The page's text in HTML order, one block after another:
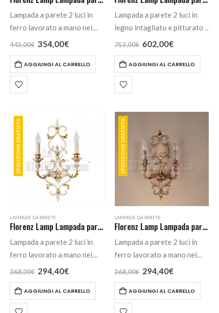
Lampada a parete 2 luci in
ferro lavorato a mano nel
colore foglia argento e oro
colore ambra.
443,00€ Il
prezzo
originale
era:
443,00€.
354,00€Il
attuale
è:
354,00€.
AGGIUNGI AL CARRELLO
Lampada a parete 2 luci in
legno intagliato e pitturato a
mano.
753,00€ Il
prezzo
originale
era:
753,00€.
602,00€Il
attuale
è:
602,00€.
AGGIUNGI AL CARRELLO
SPEDIZIONE GRATUITA
LAMPADE DA PARETE
Florenz Lamp Lampada parete cod. 1091.02B
Lampada a parete 2 luci in
ferro lavorato a mano nei
colori avorio + foglia oro o
foglia oro.
368,00€ Il
prezzo
era:
368,00€.
294,40€Il
è:
294,40€.
AGGIUNGI AL CARRELLO
SPEDIZIONE GRATUITA
LAMPADE DA PARETE
Florenz Lamp Lampada parete cod. 1091.02O
Lampada a parete 2 luci in
ferro lavorato a mano nei
colori foglia oro e avorio +
foglia oro.
368,00€ Il
prezzo
era:
368,00€.
294,40€Il
è:
294,40€.
AGGIUNGI AL CARRELLO